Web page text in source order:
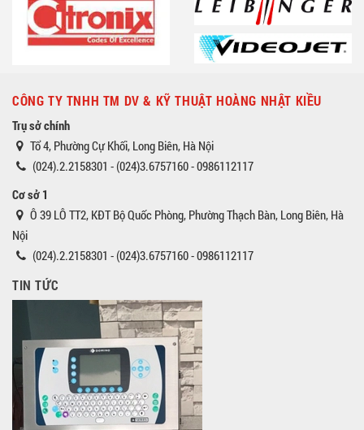
CÔNG TY TNHH TM DV & KỸ THUẬT HOÀNG NHẬT KIỀU
Trụ sở chính
Tổ 4, Phường Cự Khối, Long Biên, Hà Nội
(024).2.2158301 - (024)3.6757160 - 0986112117
Cơ sở 1
Ô 39 LÔ TT2, KĐT Bộ Quốc Phòng, Phường Thạch Bàn, Long Biên, Hà
Nội
(024).2.2158301 - (024)3.6757160 - 0986112117
TIN TỨC